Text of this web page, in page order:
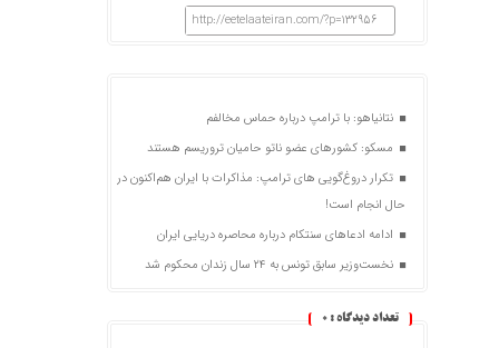
http://eetelaateiran.com/?p=132956
نتانیاهو: با ترامپ درباره حماس مخالفم
مسکو: کشورهای عضو ناتو حامیان تروریسم هستند
تکرار دروغ‌گویی های ترامپ: مذاکرات با ایران هم‌اکنون در
حال انجام است!
ادامه ادعاهای سنتکام درباره محاصره دریایی ایران
نخست‌وزیر سابق تونس به ۲۴ سال زندان محکوم شد
تعداد دیدگاه : 0